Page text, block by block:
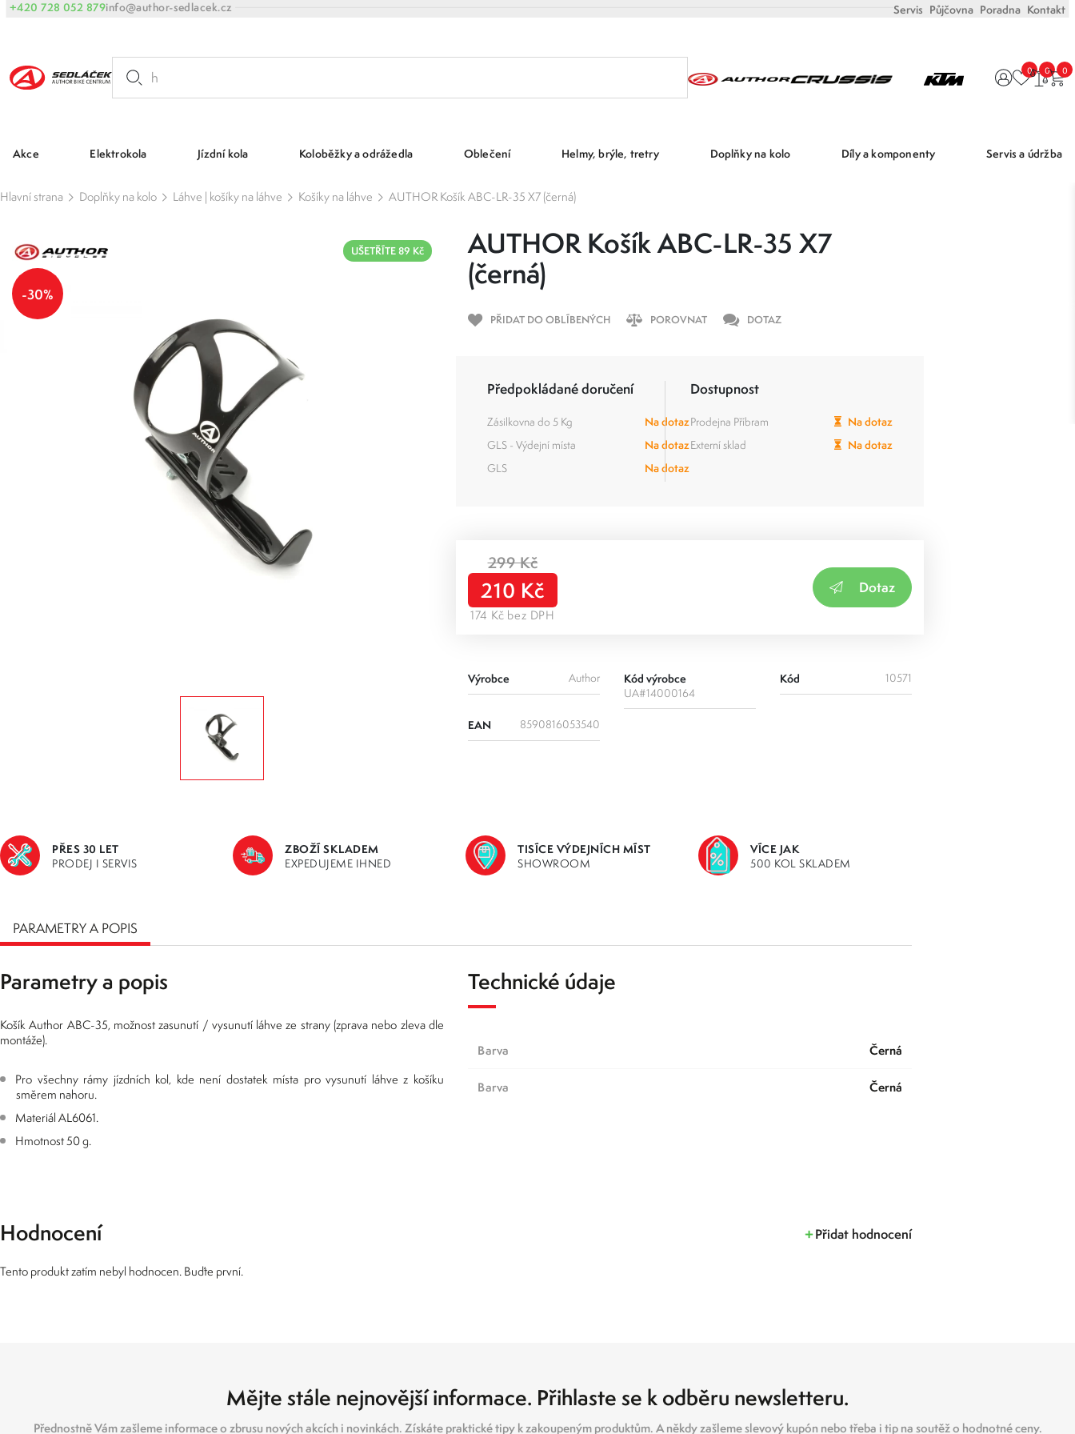
+420 728 052 879info@author-sedlacek.cz Servis Půjčovna Poradna Kontakt
0 0 0
Akce Elektrokola Jízdní kola Koloběžky a odrážedla Oblečení Helmy, brýle, tretry Doplňky na kolo Díly a komponenty Servis a údržba
Hlavní strana Doplňky na kolo Láhve | košíky na láhve Košíky na láhve AUTHOR Košík ABC-LR-35 X7 (černá)
-30%
UŠETŘÍTE 89 Kč
AUTHOR Košík ABC-LR-35 X7
(černá)
PŘIDAT DO OBLÍBENÝCH POROVNAT DOTAZ
Předpokládané doručení
Zásilkovna do 5 Kg
Na dotaz
GLS - Výdejní místa
Na dotaz
GLS
Na dotaz
Dostupnost
Prodejna Příbram
Na dotaz
Externí sklad
Na dotaz
299 Kč
210 Kč
174 Kč bez DPH
Dotaz
Výrobce Author Kód výrobce
UA#14000164
Kód 10571
EAN 8590816053540
PŘES 30 LET
PRODEJ I SERVIS
ZBOŽÍ SKLADEM
EXPEDUJEME IHNED
TISÍCE VÝDEJNÍCH MÍST
SHOWROOM
VÍCE JAK
500 KOL SKLADEM
PARAMETRY A POPIS
Parametry a popis
Košík Author ABC-35, možnost zasunutí / vysunutí láhve ze strany (zprava nebo zleva dle
montáže).
Pro všechny rámy jízdních kol, kde není dostatek místa pro vysunutí láhve z košíku
směrem nahoru.
Materiál AL6061.
Hmotnost 50 g.
Technické údaje
Barva černá
barva Černá
Hodnocení Přidat hodnocení
Tento produkt zatím nebyl hodnocen. Buďte první.
Mějte stále nejnovější informace. Přihlaste se k odběru newsletteru.
Přednostně Vám zašleme informace o zbrusu nových akcích i novinkách. Získáte praktické tipy k zakoupeným produktům. A někdy zašleme slevový kupón nebo třeba i tip na soutěž o hodnotné ceny.